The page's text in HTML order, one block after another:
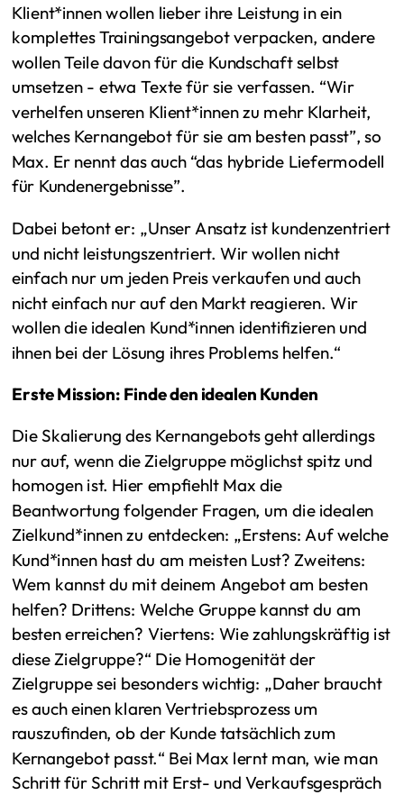
Klient*innen wollen lieber ihre Leistung in ein
komplettes Trainingsangebot verpacken, andere
wollen Teile davon für die Kundschaft selbst
umsetzen - etwa Texte für sie verfassen. “Wir
verhelfen unseren Klient*innen zu mehr Klarheit,
welches Kernangebot für sie am besten passt”, so
Max. Er nennt das auch “das hybride Liefermodell
für Kundenergebnisse”.
Dabei betont er: „Unser Ansatz ist kundenzentriert
und nicht leistungszentriert. Wir wollen nicht
einfach nur um jeden Preis verkaufen und auch
nicht einfach nur auf den Markt reagieren. Wir
wollen die idealen Kund*innen identifizieren und
ihnen bei der Lösung ihres Problems helfen.“
Erste Mission: Finde den idealen Kunden
Die Skalierung des Kernangebots geht allerdings
nur auf, wenn die Zielgruppe möglichst spitz und
homogen ist. Hier empfiehlt Max die
Beantwortung folgender Fragen, um die idealen
Zielkund*innen zu entdecken: „Erstens: Auf welche
Kund*innen hast du am meisten Lust? Zweitens:
Wem kannst du mit deinem Angebot am besten
helfen? Drittens: Welche Gruppe kannst du am
besten erreichen? Viertens: Wie zahlungskräftig ist
diese Zielgruppe?“ Die Homogenität der
Zielgruppe sei besonders wichtig: „Daher braucht
es auch einen klaren Vertriebsprozess um
rauszufinden, ob der Kunde tatsächlich zum
Kernangebot passt.“ Bei Max lernt man, wie man
Schritt für Schritt mit Erst- und Verkaufsgespräch